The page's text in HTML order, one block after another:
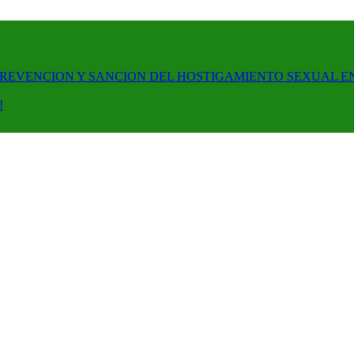
Y SANCION DEL HOSTIGAMIENTO SEXUAL